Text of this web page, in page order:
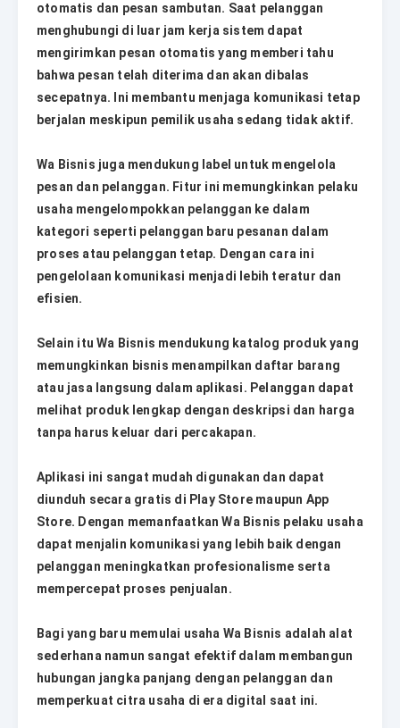
otomatis dan pesan sambutan. Saat pelanggan
menghubungi di luar jam kerja sistem dapat
mengirimkan pesan otomatis yang memberi tahu
bahwa pesan telah diterima dan akan dibalas
secepatnya. Ini membantu menjaga komunikasi tetap
berjalan meskipun pemilik usaha sedang tidak aktif.
Wa Bisnis juga mendukung label untuk mengelola
pesan dan pelanggan. Fitur ini memungkinkan pelaku
usaha mengelompokkan pelanggan ke dalam
kategori seperti pelanggan baru pesanan dalam
proses atau pelanggan tetap. Dengan cara ini
pengelolaan komunikasi menjadi lebih teratur dan
efisien.
Selain itu Wa Bisnis mendukung katalog produk yang
memungkinkan bisnis menampilkan daftar barang
atau jasa langsung dalam aplikasi. Pelanggan dapat
melihat produk lengkap dengan deskripsi dan harga
tanpa harus keluar dari percakapan.
Aplikasi ini sangat mudah digunakan dan dapat
diunduh secara gratis di Play Store maupun App
Store. Dengan memanfaatkan Wa Bisnis pelaku usaha
dapat menjalin komunikasi yang lebih baik dengan
pelanggan meningkatkan profesionalisme serta
mempercepat proses penjualan.
Bagi yang baru memulai usaha Wa Bisnis adalah alat
sederhana namun sangat efektif dalam membangun
hubungan jangka panjang dengan pelanggan dan
memperkuat citra usaha di era digital saat ini.